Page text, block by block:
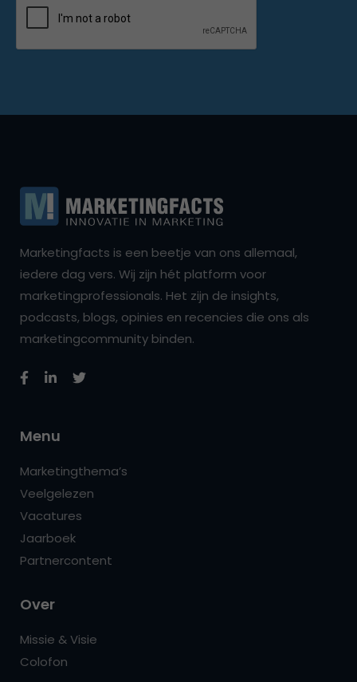
Marketingfacts is een beetje van ons allemaal,
iedere dag vers. Wij zijn hét platform voor
marketingprofessionals. Het zijn de insights,
podcasts, blogs, opinies en recencies die ons als
marketingcommunity binden.
Menu
Marketingthema’s
Veelgelezen
Vacatures
Jaarboek
Partnercontent
Over
Missie & Visie
Colofon